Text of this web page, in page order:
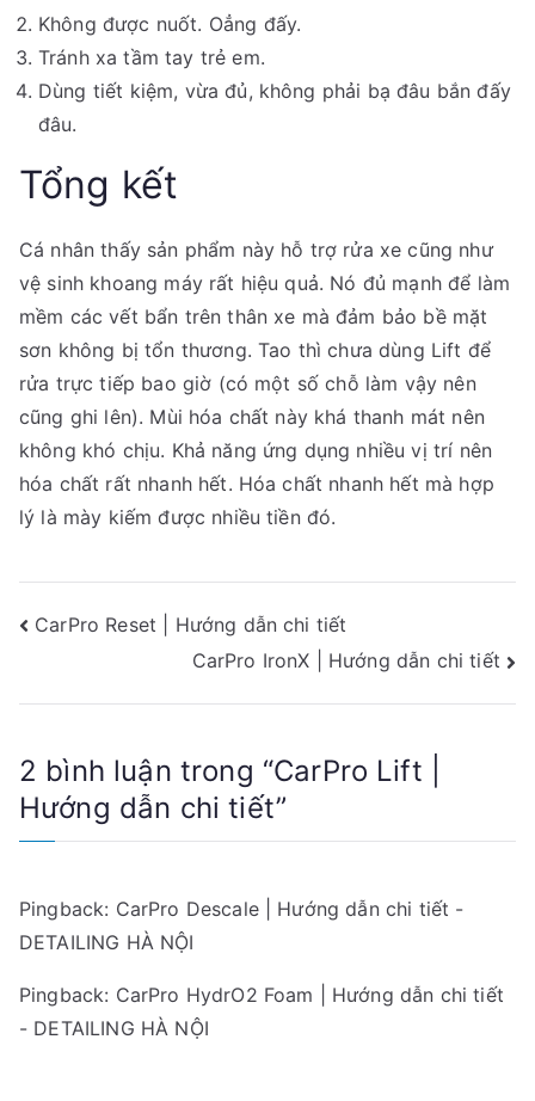
Không được nuốt. Oẳng đấy.
Tránh xa tầm tay trẻ em.
Dùng tiết kiệm, vừa đủ, không phải bạ đâu bắn đấy
đâu.
Tổng kết
Cá nhân thấy sản phẩm này hỗ trợ rửa xe cũng như
vệ sinh khoang máy rất hiệu quả. Nó đủ mạnh để làm
mềm các vết bẩn trên thân xe mà đảm bảo bề mặt
sơn không bị tổn thương. Tao thì chưa dùng Lift để
rửa trực tiếp bao giờ (có một số chỗ làm vậy nên
cũng ghi lên). Mùi hóa chất này khá thanh mát nên
không khó chịu. Khả năng ứng dụng nhiều vị trí nên
hóa chất rất nhanh hết. Hóa chất nhanh hết mà hợp
lý là mày kiếm được nhiều tiền đó.
Điều
viết
CarPro Reset | Hướng dẫn chi tiết
CarPro IronX | Hướng dẫn chi tiết
2 bình luận trong “CarPro Lift |
Hướng dẫn chi tiết”
Pingback: CarPro Descale | Hướng dẫn chi tiết -
DETAILING HÀ NỘI
Pingback: CarPro HydrO2 Foam | Hướng dẫn chi tiết
- DETAILING HÀ NỘI